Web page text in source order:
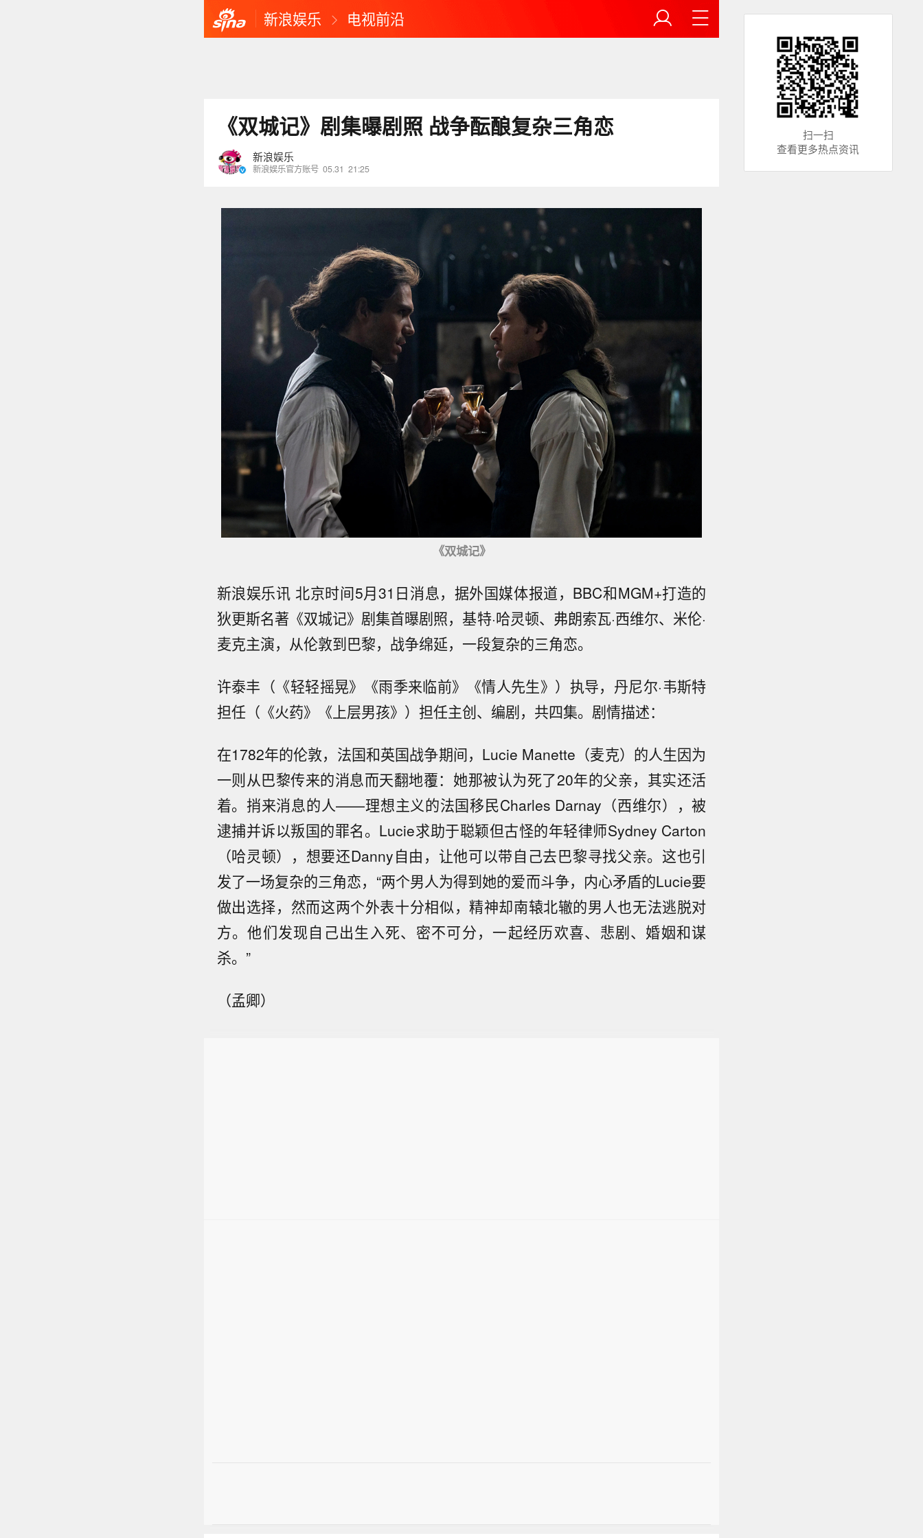
新浪娱乐 电视前沿
《双城记》剧集曝剧照 战争酝酿复杂三角恋
新浪娱乐
新浪娱乐官方账号 05.31 21:25
《双城记》
新浪娱乐讯 北京时间5月31日消息，据外国媒体报道，BBC和MGM+打造的
狄更斯名著《双城记》剧集首曝剧照，基特·哈灵顿、弗朗索瓦·西维尔、米伦·
麦克主演，从伦敦到巴黎，战争绵延，一段复杂的三角恋。
许泰丰（《轻轻摇晃》《雨季来临前》《情人先生》）执导，丹尼尔·韦斯特
担任（《火药》《上层男孩》）担任主创、编剧，共四集。剧情描述：
在1782年的伦敦，法国和英国战争期间，Lucie Manette（麦克）的人生因为
一则从巴黎传来的消息而天翻地覆：她那被认为死了20年的父亲，其实还活
着。捎来消息的人——理想主义的法国移民Charles Darnay（西维尔），被
逮捕并诉以叛国的罪名。Lucie求助于聪颖但古怪的年轻律师Sydney Carton
（哈灵顿），想要还Danny自由，让他可以带自己去巴黎寻找父亲。这也引
发了一场复杂的三角恋，“两个男人为得到她的爱而斗争，内心矛盾的Lucie要
做出选择，然而这两个外表十分相似，精神却南辕北辙的男人也无法逃脱对
方。他们发现自己出生入死、密不可分，一起经历欢喜、悲剧、婚姻和谋
杀。”
（孟卿）
扫一扫
查看更多热点资讯